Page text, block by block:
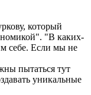
который
"В каких-
себе. Если мы не
пытаться тут
уникальные